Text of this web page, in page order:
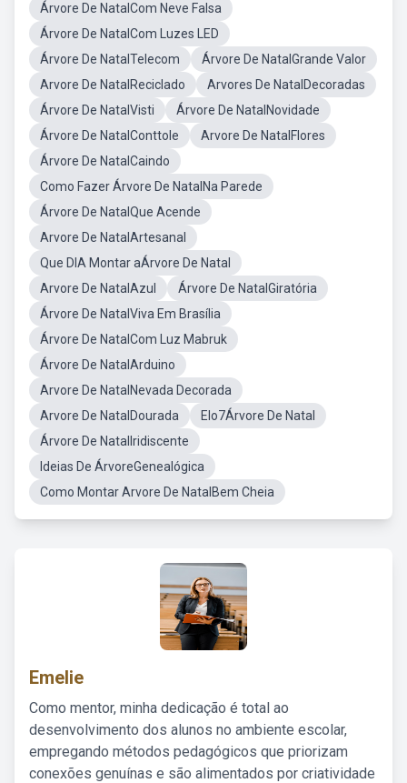
Árvore De NatalCom Neve Falsa
Árvore De NatalCom Luzes LED
Árvore De NatalTelecom
Árvore De NatalGrande Valor
Arvore De NatalReciclado
Arvores De NatalDecoradas
Árvore De NatalVisti
Árvore De NatalNovidade
Árvore De NatalConttole
Arvore De NatalFlores
Árvore De NatalCaindo
Como Fazer Árvore De NatalNa Parede
Árvore De NatalQue Acende
Arvore De NatalArtesanal
Que DIA Montar aÁrvore De Natal
Arvore De NatalAzul
Árvore De NatalGiratória
Árvore De NatalViva Em Brasília
Árvore De NatalCom Luz Mabruk
Árvore De NatalArduino
Arvore De NatalNevada Decorada
Arvore De NatalDourada
Elo7Árvore De Natal
Árvore De NatalIridiscente
Ideias De ÁrvoreGenealógica
Como Montar Arvore De NatalBem Cheia
Emelie
Como mentor, minha dedicação é total ao
desenvolvimento dos alunos no ambiente escolar,
empregando métodos pedagógicos que priorizam
conexões genuínas e são alimentados por criatividade